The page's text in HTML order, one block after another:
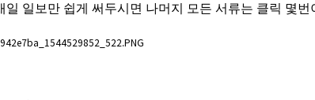
일 일보만 쉽게 써두시면 나머지 모든 서류는 클릭 몇번